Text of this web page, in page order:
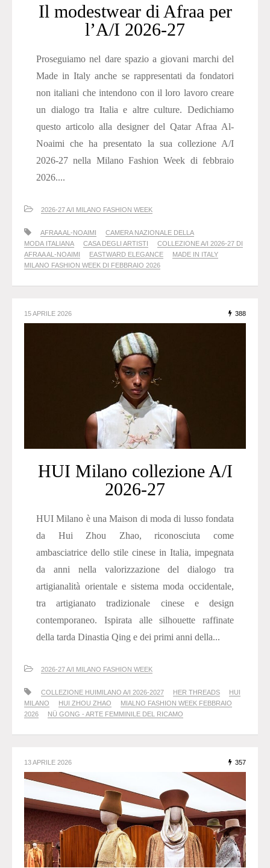
Il modestwear di Afraa per
l’A/I 2026-27
Proseguiamo nel dare spazio a giovani marchi del
Made in Italy anche se rappresentati da fondatori
non italiani che intendono con il loro lavoro creare
un dialogo tra Italia e altre culture. Dedichiamo
questo articolo alla designer del Qatar Afraa Al-
Noaimi che ha presentato la sua collezione A/I
2026-27 nella Milano Fashion Week di febbraio
2026....
2026-27 A/I MILANO FASHION WEEK
AFRAA AL-NOAIMI
CAMERA NAZIONALE DELLA
MODA ITALIANA
CASA DEGLI ARTISTI
COLLEZIONE A/I 2026-27 DI
AFRAA AL-NOAIMI
EASTWARD ELEGANCE
MADE IN ITALY
MILANO FASHION WEEK DI FEBBRAIO 2026
15 APRILE 2026 388
HUI Milano collezione A/I
2026-27
HUI Milano è una Maison di moda di lusso fondata
da Hui Zhou Zhao, riconosciuta come
ambasciatrice dello stile cinese in Italia, impegnata
da anni nella valorizzazione del dialogo tra
artigianalità orientale e sistema moda occidentale,
tra artigianato tradizionale cinese e design
contemporaneo. Ispirata alle silhouette raffinate
della tarda Dinastia Qing e dei primi anni della...
2026-27 A/I MILANO FASHION WEEK
COLLEZIONE HUIMILANO A/I 2026-2027 HER THREADS
HUI
MILANO
HUI ZHOU ZHAO
MIALNO FASHION WEEK FEBBRAIO
2026
NÜ GONG - ARTE FEMMINILE DEL RICAMO
13 APRILE 2026 357